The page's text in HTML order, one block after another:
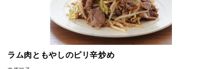
ラム肉ともやしのピリ辛炒め